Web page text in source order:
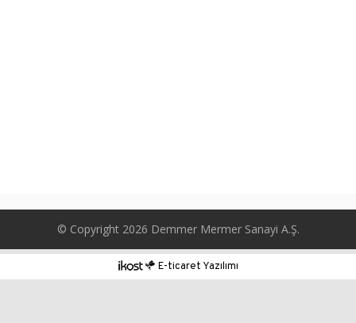
© Copyright 2026 Demmer Mermer Sanayi A.Ş.
E-ticaret Yazılımı